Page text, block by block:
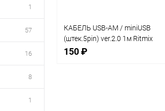
1
57
16
8
1
КАБЕЛЬ USB-AM / miniUSB
(штек.5pin) ver.2.0 1м Ritmix
RCC-100 Черный
150 ₽